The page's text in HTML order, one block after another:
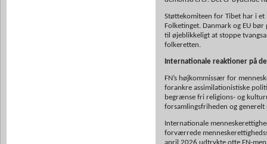
Støttekomiteen for Tibet har i
Folketinget. Danmark og EU
til øjeblikkeligt at stoppe
folkeretten.
Internationale reaktioner på
FN’s højkommissær for
forankre assimilationistiske
begrænse fri religions- og
forsamlingsfriheden og
Internationale
forværrede